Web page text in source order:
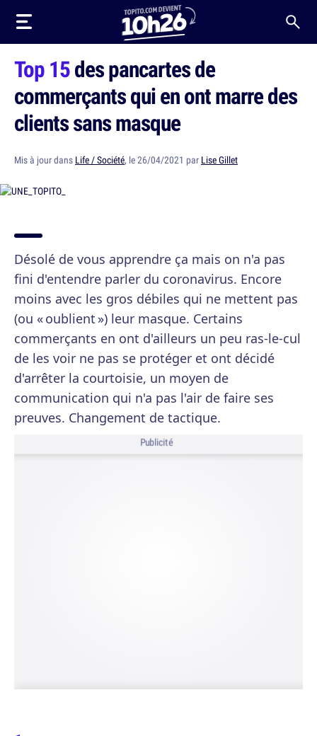
Top 15des pancartes de
commerçants qui en ont marre des
clients sans masque
Mis à jour dans Life / Société, le 26/04/2021 par Lise Gillet
Désolé de vous apprendre ça mais on n'a pas
fini d'entendre parler du coronavirus. Encore
moins avec les gros débiles qui ne mettent pas
(ou « oublient ») leur masque. Certains
commerçants en ont d'ailleurs un peu ras-le-cul
de les voir ne pas se protéger et ont décidé
d'arrêter la courtoisie, un moyen de
communication qui n'a pas l'air de faire ses
preuves. Changement de tactique.
Publicité